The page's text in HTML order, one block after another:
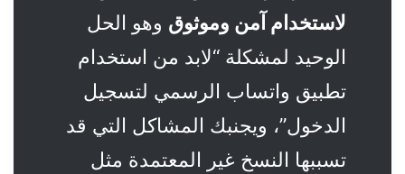
لاستخدام آمن وموثوق وهو الحل
الوحيد لمشكلة “لابد من استخدام
تطبيق واتساب الرسمي لتسجيل
الدخول”، ويجنبك المشاكل التي قد
تسببها النسخ غير المعتمدة مثل